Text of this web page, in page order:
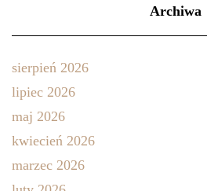
Archiwa
sierpień 2026
lipiec 2026
maj 2026
kwiecień 2026
marzec 2026